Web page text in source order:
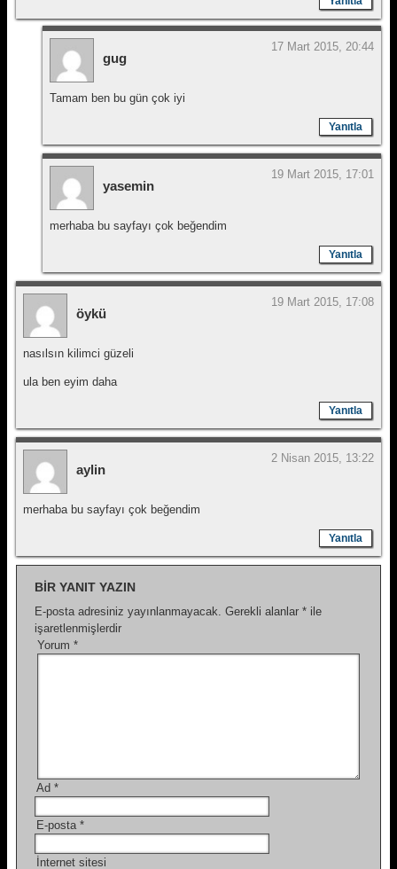
gug
17 Mart 2015, 20:44
Tamam ben bu gün çok iyi
Yanıtla
yasemin
19 Mart 2015, 17:01
merhaba bu sayfayı çok beğendim
Yanıtla
öykü
19 Mart 2015, 17:08
nasılsın kilimci güzeli
ula ben eyim daha
Yanıtla
aylin
2 Nisan 2015, 13:22
merhaba bu sayfayı çok beğendim
Yanıtla
BIR YANIT YAZIN
E-posta adresiniz yayınlanmayacak. Gerekli alanlar * ile
işaretlenmişlerdir
Yorum *
Ad *
E-posta *
İnternet sitesi